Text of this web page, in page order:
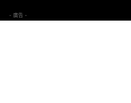
- 廣告 -